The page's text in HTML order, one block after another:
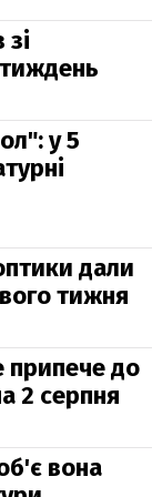
у 5
дали
тижня
припече до
2 серпня
вона